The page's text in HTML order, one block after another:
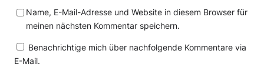
Name, E-Mail-Adresse und Website in diesem Browser für
meinen nächsten Kommentar speichern.
Benachrichtige mich über nachfolgende Kommentare via
E-Mail.